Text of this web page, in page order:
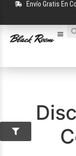
Envío Gratis En